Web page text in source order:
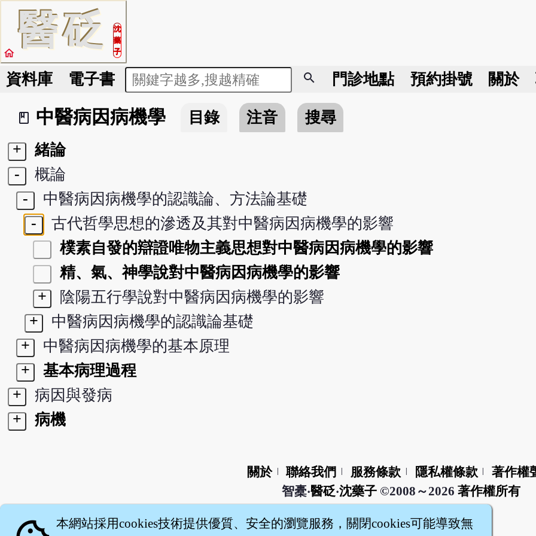
醫砭
沈
藥
子
home
資料庫 電子書 search 門診地點 預約掛號 關於
book_2
中醫病因病機學 目錄 注音
搜尋
+
緒論
-
概論
-
中醫病因病機學的認識論、方法論基礎
-
古代哲學思想的滲透及其對中醫病因病機學的影響
樸素自發的辯證唯物主義思想對中醫病因病機學的影響
精、氣、神學說對中醫病因病機學的影響
+
陰陽五行學說對中醫病因病機學的影響
+
中醫病因病機學的認識論基礎
+
中醫病因病機學的基本原理
+
基本病理過程
+
病因與發病
+
病機
關於 聯絡我們 服務條款 隱私權條款
著作權
智橐‧醫砭‧沈藥子©2008～2026 著作權所有
本網站採用cookies技術提供優質、安全的瀏覽服務，關閉cookies可能導致無